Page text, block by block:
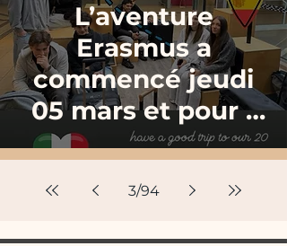
L’aventure
Erasmus a
commencé jeudi
05 mars et pour 1
mois !
3/94